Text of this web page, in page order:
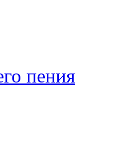
пения